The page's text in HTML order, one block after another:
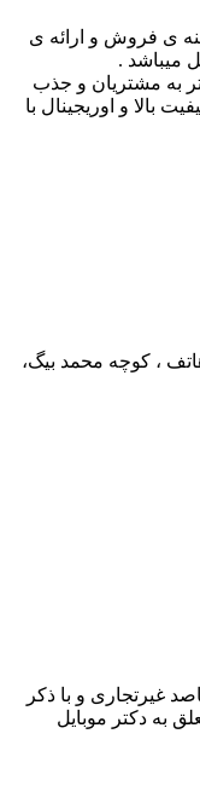
ی فروش و ارائه ی
میباشد .
به مشتریان و جذب
بالا و اوریجینال با
، کوچه محمد بیگ،
غیرتجاری و با ذکر
به دکتر موبایل